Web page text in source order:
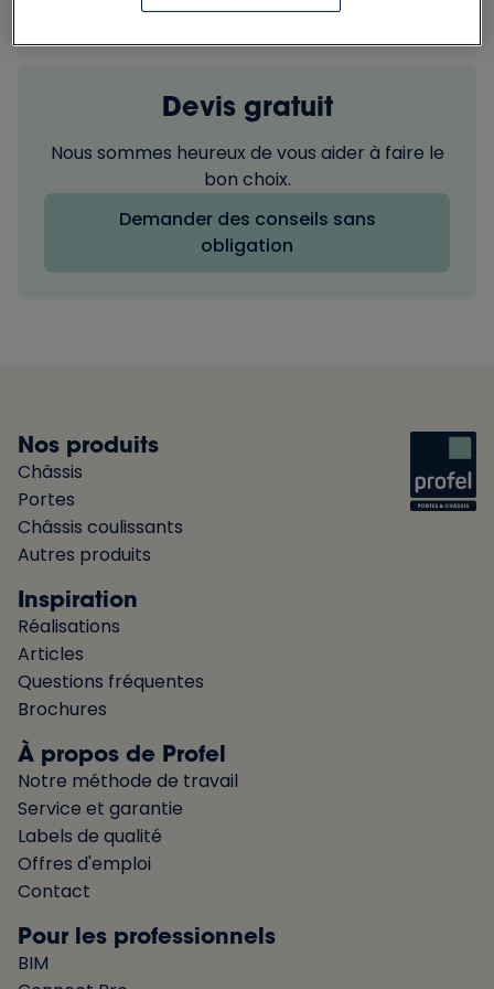
Devis gratuit
Nous sommes heureux de vous aider à faire le
bon choix.
Demander des conseils sans
obligation
Nos produits
Châssis
Portes
Châssis coulissants
Autres produits
Inspiration
Réalisations
Articles
Questions fréquentes
Brochures
À propos de Profel
Notre méthode de travail
Service et garantie
Labels de qualité
Offres d'emploi
Contact
Pour les professionnels
BIM